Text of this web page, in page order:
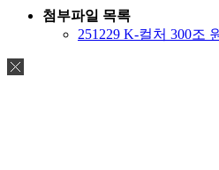
첨부파일 목록
251229 K-컬처 300조